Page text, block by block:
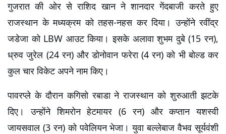
गुजरात की ओर से राशिद खान ने शानदार गेंदबाजी करते हुए
राजस्थान के मध्यक्रम को तहस-नहस कर दिया। उन्होंने रवींद्र
जडेजा को LBW आउट किया। इसके अलावा शुभम दुबे (15 रन),
ध्रुव जुरेल (24 रन) और डोनोवान फरेरा (4 रन) को भी बोल्ड कर
कुल चार विकेट अपने नाम किए।
पावरप्ले के दौरान कगिसो रबाडा ने राजस्थान को शुरुआती झटके
दिए। उन्होंने शिमरोन हेटमायर (6 रन) और कप्तान यशस्वी
जायसवाल (3 रन) को पवेलियन भेजा। युवा बल्लेबाज वैभव सूर्यवंशी